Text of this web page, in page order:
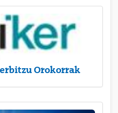
Orokorrak